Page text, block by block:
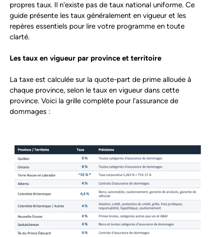
propres taux. Il n'existe pas de taux national uniforme. Ce
guide présente les taux généralement en vigueur et les
repères essentiels pour lire votre programme en toute
clarté.
Les taux en vigueur par province et territoire
La taxe est calculée sur la quote-part de prime allouée à
chaque province, selon le taux en vigueur dans cette
province. Voici la grille complète pour l'assurance de
dommages :